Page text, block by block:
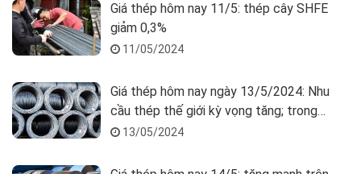
Giá thép hôm nay 11/5: thép cây SHFE
giảm 0,3%
11/05/2024
Giá thép hôm nay ngày 13/5/2024: Nhu
cầu thép thế giới kỳ vọng tăng; trong
nước ổn định
13/05/2024